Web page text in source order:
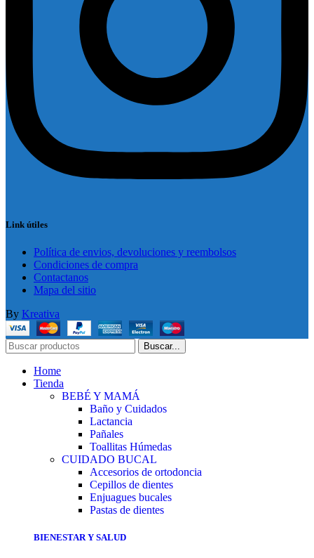
Link útiles
Política de envios, devoluciones y reembolsos
Condiciones de compra
Contactanos
Mapa del sitio
By Kreativa
Buscar...
Home
Tienda
BEBÉ Y MAMÁ
Baño y Cuidados
Lactancia
Pañales
Toallitas Húmedas
CUIDADO BUCAL
Accesorios de ortodoncia
Cepillos de dientes
Enjuagues bucales
Pastas de dientes
BIENESTAR Y SALUD